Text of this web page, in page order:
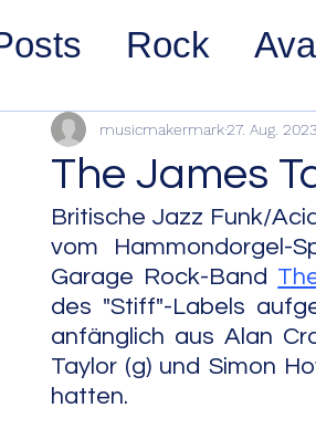
Rock
Prog Rock Post
Psychedelic/Space
Hard Rock
Avant Pop
The James
musicmakermark27. Aug. 2023
Britische Jazz Funk/
vom Hammondorgel-
Garage Rock-Band
des "Stiff"-Labels
anfänglich aus Alan
Taylor (g) und Simon
hatten.